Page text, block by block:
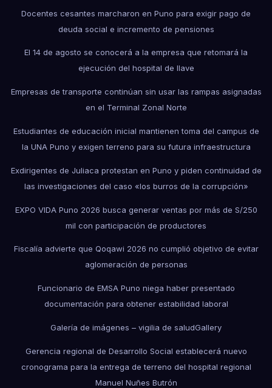
Docentes cesantes marcharon en Puno para exigir pago de
deuda social e incremento de pensiones
El 14 de agosto se conocerá a la empresa que retomará la
ejecución del hospital de Ilave
Empresas de transporte continúan sin usar las rampas asignadas
en el Terminal Zonal Norte
Estudiantes de educación inicial mantienen toma del campus de
la UNA Puno y exigen terreno para su futura infraestructura
Exdirigentes de Juliaca protestan en Puno y piden continuidad de
las investigaciones del caso «los burros de la corrupción»
EXPO VIDA Puno 2026 busca generar ventas por más de S/250
mil con participación de productores
Fiscalía advierte que Qoqawi 2026 no cumplió objetivo de evitar
aglomeración de personas
Funcionario de EMSA Puno niega haber presentado
documentación para obtener estabilidad laboral
Galería de imágenes – vigilia de saludGallery
Gerencia regional de Desarrollo Social establecerá nuevo
cronograma para la entrega de terreno del hospital regional
Manuel Nuñes Butrón